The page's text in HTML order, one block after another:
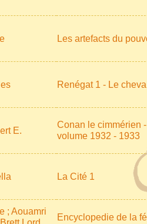
Les artefacts du
Renégat 1 - Le
E.
Conan le cimmérien
volume 1932 - 1933
La Cité 1
; Aouamri
Encyclopedie de la